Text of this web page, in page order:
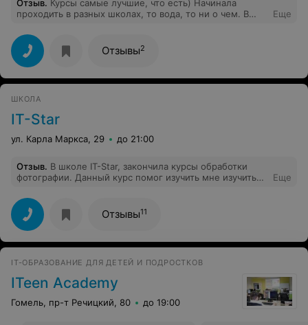
Отзыв. Курсы самые лучшие, что есть) Начинала
проходить в разных школах, то вода, то ни о чем. В
и дали) Все доступно, разжёвывая. Татьяна Ивановна
большая умничка. Отчётность заполнили всю. Дали
практику на 1С и в 7.7 и 8.2, при чем без доплат) Я
реально работаю после этих курсов.
Еще
Отзывы2
ШКОЛА
IT-Star
ул. Карла Маркса, 29 до 21:00
Отзыв. В школе IT-Star, закончила курсы обработки
фотографии. Данный курс помог изучить мне изучить
Преподаватель, все доступно рассказывала и на
практике мы отработали все темы. Я давно хотела
научится работать в графическом редакторе Adobe
Photoshop, и благодаря школе IT-Star, я это смогла
сделать. Спасибо
Еще
Отзывы11
IT-ОБРАЗОВАНИЕ ДЛЯ ДЕТЕЙ И ПОДРОСТКОВ
ITeen Academy
Гомель, пр-т Речицкий, 80 до 19:00